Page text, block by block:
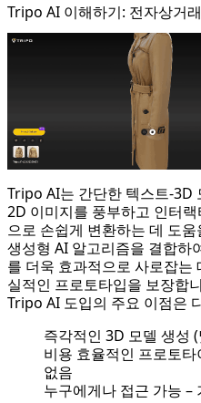
Tripo AI 이해하기: 전자상거
Tripo AI는 간단한 텍스트-3D
2D 이미지를 풍부하고 인터
으로 손쉽게 변환하는 데 도
생성형 AI 알고리즘을 결합하
를 더욱 효과적으로 사로잡는
실적인 프로토타입을 보장합
Tripo AI 도입의 주요 이점은
즉각적인 3D 모델 생성
비용 효율적인 프로토
없음
누구에게나 접근 가능 –